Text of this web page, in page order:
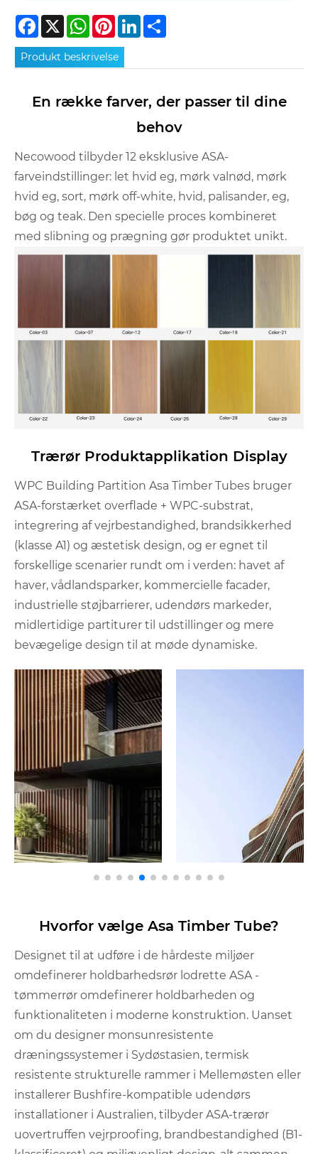
Facebook
X WhatsAppPinterestLinkedIn
Produkt beskrivelse
En række farver, der passer til dine
behov
Necowood tilbyder 12 eksklusive ASA-
farveindstillinger: let hvid eg, mørk valnød, mørk
hvid eg, sort, mørk off-white, hvid, palisander, eg,
bøg og teak. Den specielle proces kombineret
med slibning og prægning gør produktet unikt.
Trærør Produktapplikation Display
WPC Building Partition Asa Timber Tubes bruger
ASA-forstærket overflade + WPC-substrat,
integrering af vejrbestandighed, brandsikkerhed
(klasse A1) og æstetisk design, og er egnet til
forskellige scenarier rundt om i verden: havet af
haver, vådlandsparker, kommercielle facader,
industrielle støjbarrierer, udendørs markeder,
midlertidige partiturer til udstillinger og mere
bevægelige design til at møde dynamiske.
Hvorfor vælge Asa Timber Tube?
Designet til at udføre i de hårdeste miljøer
omdefinerer holdbarhedsrør lodrette ASA -
tømmerrør omdefinerer holdbarheden og
funktionaliteten i moderne konstruktion. Uanset
om du designer monsunresistente
dræningssystemer i Sydøstasien, termisk
resistente strukturelle rammer i Mellemøsten eller
installerer Bushfire-kompatible udendørs
installationer i Australien, tilbyder ASA-trærør
uovertruffen vejrproofing, brandbestandighed (B1-